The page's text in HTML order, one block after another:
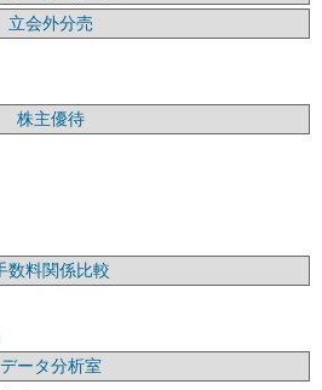
立会外分売
株主優待
数料関係比較
データ分析室